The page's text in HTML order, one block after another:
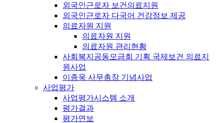
외국인근로자 보건의료지원
외국인근로자 다국어 건강정보 제공
의료자원 지원
의료자원 지원
의료자원 관리현황
사회복지공동모금회 기획 국제보건 의료지
원사업
이종욱 사무총장 기념사업
사업평가
사업평가시스템 소개
평가결과
평가연보